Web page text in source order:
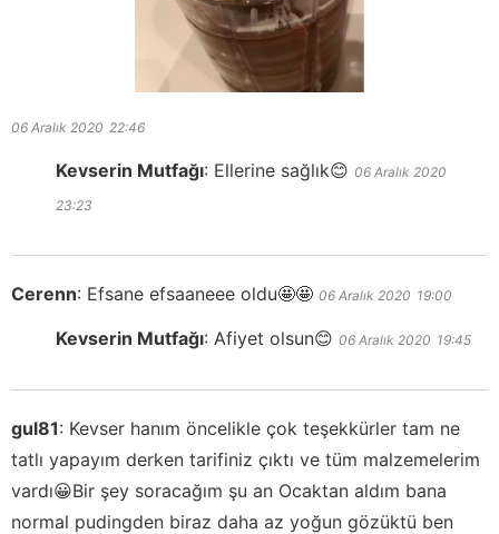
06 Aralık 2020 22:46
Kevserin Mutfağı: Ellerine sağlık😊 06 Aralık 2020
23:23
Cerenn: Efsane efsaaneee oldu🤩🤩 06 Aralık 2020 19:00
Kevserin Mutfağı: Afiyet olsun😊 06 Aralık 2020 19:45
gul81: Kevser hanım öncelikle çok teşekkürler tam ne
tatlı yapayım derken tarifiniz çıktı ve tüm malzemelerim
vardı😀Bir şey soracağım şu an Ocaktan aldım bana
normal pudingden biraz daha az yoğun gözüktü ben